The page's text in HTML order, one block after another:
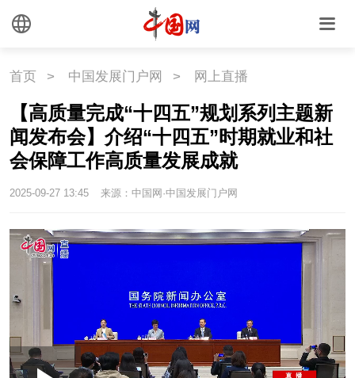
首页 > 中国发展门户网 > 网上直播
【高质量完成“十四五”规划系列主题新
闻发布会】介绍“十四五”时期就业和社
会保障工作高质量发展成就
2025-09-27 13:45 来源：中国网·中国发展门户网